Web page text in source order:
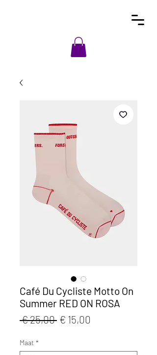
Café Du Cycliste Motto On
Summer RED ON ROSA
€ 25,00 Normale
€ 15,00
Maat *